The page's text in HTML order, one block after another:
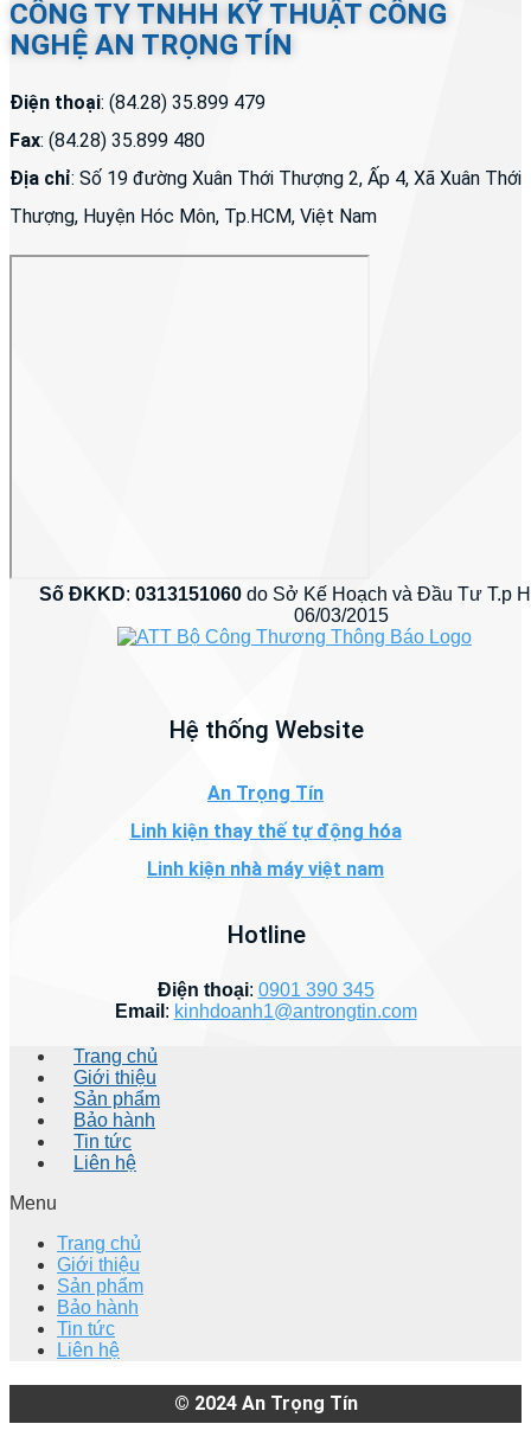
CÔNG TY TNHH KỸ THUẬT CÔNG
NGHỆ AN TRỌNG TÍN
Điện thoại: (84.28) 35.899 479
Fax: (84.28) 35.899 480
Địa chỉ: Số 19 đường Xuân Thới Thượng 2, Ấp 4, Xã Xuân Thới
Thượng, Huyện Hóc Môn, Tp.HCM, Việt Nam
Số ĐKKD:0313151060 do Sở Kế Hoạch và Đầu Tư T.p
06/03/2015
Hệ thống Website
An Trọng Tín
Linh kiện thay thế tự động hóa
Linh kiện nhà máy việt nam
Hotline
Điện thoại: 0901 390 345
Email : kinhdoanh1@antrongtin.com
Trang chủ
Giới thiệu
Sản phẩm
Bảo hành
Tin tức
Liên hệ
Menu
Trang chủ
Giới thiệu
Sản phẩm
Bảo hành
Tin tức
Liên hệ
© 2024 An Trọng Tín